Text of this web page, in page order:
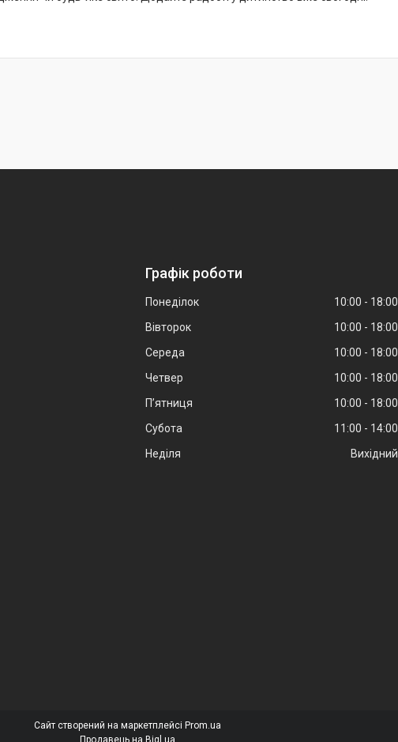
Графік роботи
Понеділок 10:00
18:00
Вівторок
10:00
18:00
Середа
10:00
18:00
Четвер
10:00
18:00
Пʼятниця
10:00
18:00
Субота
11:00
14:00
Неділя
Вихідний
Сайт створений на маркетплейсі Prom.ua
Продавець на Bigl.ua